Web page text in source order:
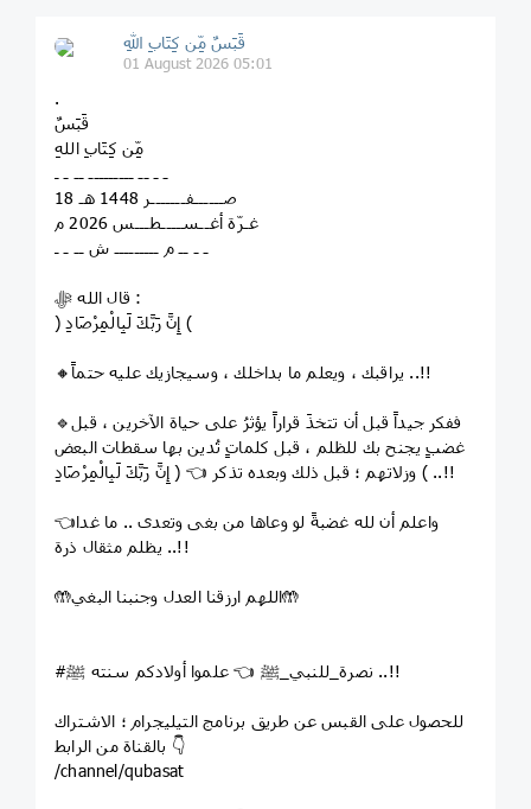
قَبَسٌ مِّن كِتَابِ اللهِ
01 August 2026 05:01
.
قَبَسٌ
مِّن كِتَابِ اللهِ
18 صــــــفـــــــر 1448 هـ
غـرّة أغــســــطـــس 2026 م
ـ ـ ــ م ـــــــــ ش ــ ـ ـ
قال الله ﷻ :
﴿ إِنَّ رَبَّكَ لَبِالْمِرْصَادِ ﴾
🔸يراقبك ، ويعلم ما بداخلك ، وسيجازيك عليه حتماً ..!!
🔹ففكر جيداً قبل أن تتخذَ قراراً يؤثرُ على حياة الآخرين ، قبل
غضبٍ يجنح بك للظلم ، قبل كلماتٍ تُدين بها سقطات البعض
وزلاتهم ؛ قبل ذلك وبعده تذكر 👈 ﴿ إِنَّ رَبَّكَ لَبِالْمِرْصَادِ ﴾ ..!!
👈واعلم أن لله غضبةً لو وعاها من بغى وتعدى .. ما غدا
يظلم مثقال ذرة ..!!
🤲اللهم ارزقنا العدل وجنبنا البغي🤲
#نصرة_للنبي_ﷺ 👈 علموا أولادكم سنته ﷺ ..!!
للحصول على القبس عن طريق برنامج التيليجرام ؛ الاشتراك
بالقناة من الرابط 👇
/channel/qubasat